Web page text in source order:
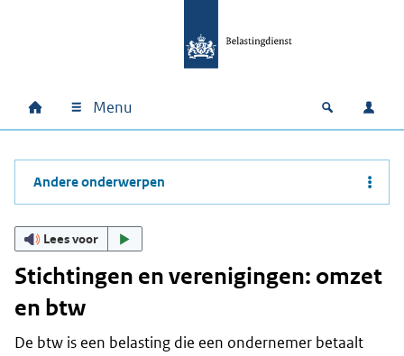
Hoofdnavigatie
Home Menu Open
Andere onderwerpen
Lees voor
Stichtingen en verenigingen: omzet
en btw
De btw is een belasting die een ondernemer betaalt